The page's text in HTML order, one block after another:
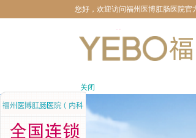
您好，欢迎访问福州医博肛肠医院官
关闭